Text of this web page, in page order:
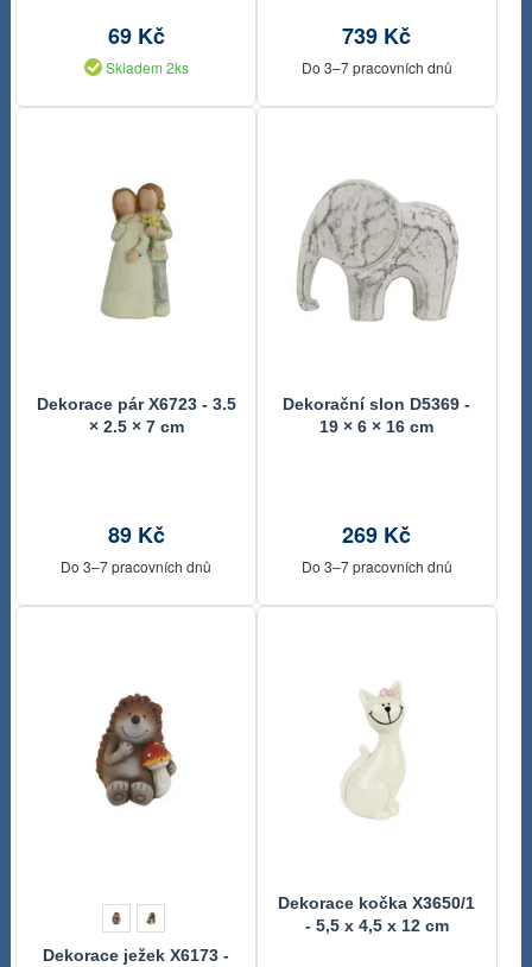
69 Kč
Skladem 2ks
739 Kč
Do 3–7 pracovních dnů
Dekorace pár X6723 - 3.5
× 2.5 × 7 cm
89 Kč
Do 3–7 pracovních dnů
Dekorační slon D5369 -
19 × 6 × 16 cm
269 Kč
Do 3–7 pracovních dnů
Dekorace ježek X6173 -
Dekorace kočka X3650/1
- 5,5 x 4,5 x 12 cm